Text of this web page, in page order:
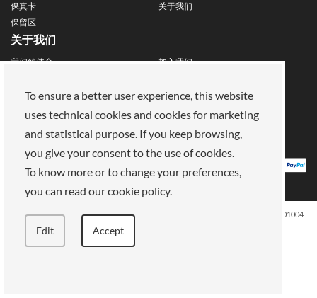
保真卡
关于我们
保留区
关于我们
我们的使命
加入我们
法律领域
隐私政策
饼干
销售条款
条款和条件
ELLE SPA, Piazza Vittorio Emanuele II, 67-68-69 Roma (RM) - 00185 VAT: 13759001004
To ensure a better user experience, this website
uses technical cookies and cookies for marketing
and statistical purpose. If you keep browsing,
you give your consent to the use of cookies.
To know more or to change your preferences,
you can read our cookie policy.
Edit Accept